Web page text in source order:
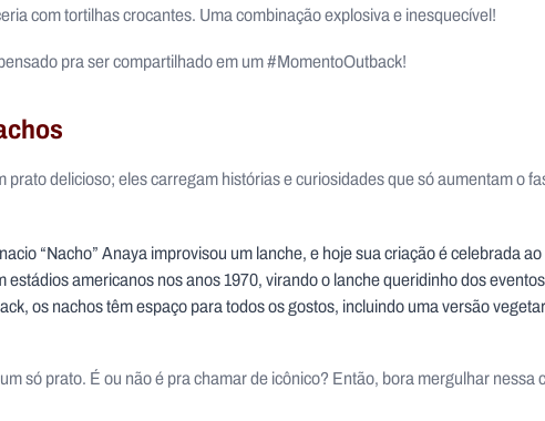
com tortilhas crocantes. Uma combinação explosiva e inesquecível!
pra ser compartilhado em um #MomentoOutback!
prato delicioso; eles carregam histórias e curiosidades que só aumentam o
“Nacho” Anaya improvisou um lanche, e hoje sua criação é celebrada
americanos nos anos 1970, virando o lanche queridinho dos
os nachos têm espaço para todos os gostos, incluindo uma versão
só prato. É ou não é pra chamar de icônico? Então, bora mergulhar nessa